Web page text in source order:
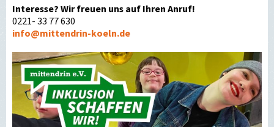
Interesse? Wir freuen uns auf Ihren Anruf!
0221- 33 77 630
info@mittendrin-koeln.de